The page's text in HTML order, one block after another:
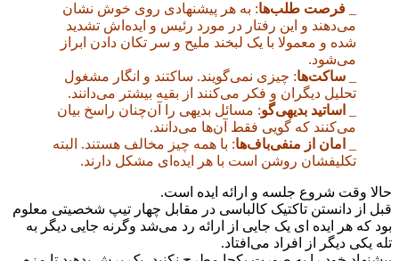
فرصت طلب‌ها: به هر پیشنهادی روی خوش نشان
می‌دهند و این رفتار در مورد رئیس و ایده‌اش تشدید
شده و معمولا با یک لبخند ملیح و سر تکان دادن ابراز
می‌شود.
ساکت‌ها: چیزی نمی‌گویند. ساکتند و انگار مشغول
تحلیل دیگران و فکر می‌کنند از بقیه بیشتر می‌دانند.
اساتید بدیهی‌گو: مسائل بدیهی را آن‌چنان راسخ بیان
می‌کنند که گویی فقط آن‌ها می‌دانند.
امان از منفی‌باف‌ها: با همه چیز مخالف هستند. البته
تکلیفشان روشن است با هر ایده‌ای مشکل دارند.
حالا وقت شروع جلسه و ارائه ایده است.
قبل از دانستن تاکتیک کالباسی در مقابل چهار تیپ شخصیتی معلوم
بود که هر ایده ای یک جایی از ارائه رد می‌شد وگرنه جایی دیگر به
تله یکی دیگر از افراد می‌افتاد.